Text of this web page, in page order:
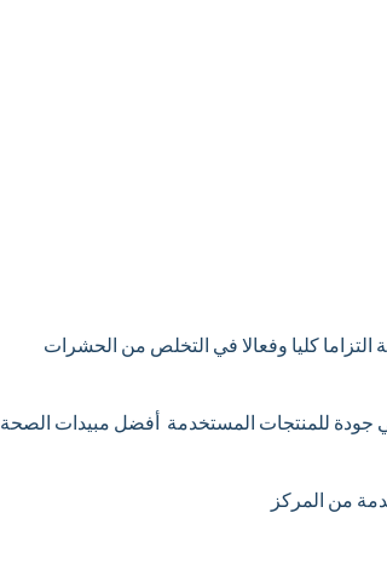
التزاما كليا وفعالا في التخلص من الحشرات
جودة للمنتجات المستخدمة أفضل مبيدات الصحة
من المركز